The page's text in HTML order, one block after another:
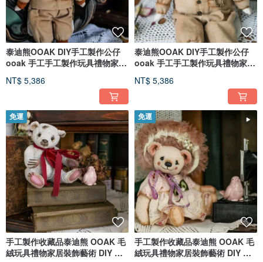
泰迪熊OOAK DIY手工製作公仔
ooak 手工手工製作玩具禮物家居
NT$ 5,386
泰迪熊OOAK DIY手工製作公仔
ooak 手工手工製作玩具禮物家居
NT$ 5,386
免運
手工製作收藏品泰迪熊 OOAK 毛
絨玩具禮物家居裝飾藝術 DIY 手
免運
手工製作收藏品泰迪熊 OOAK 毛
絨玩具禮物家居裝飾藝術 DIY 手